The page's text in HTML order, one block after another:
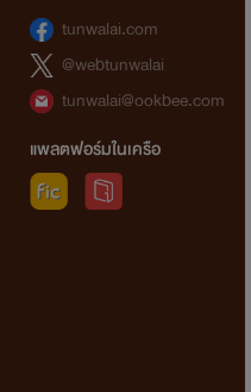
tunwalai.com
@webtunwalai
tunwalai@ookbee.com
แพลตฟอร์มในเครือ